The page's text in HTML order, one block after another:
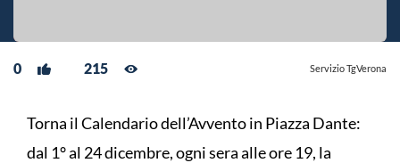
0 215 Servizio TgVerona
Torna il Calendario dell’Avvento in Piazza Dante:
dal 1° al 24 dicembre, ogni sera alle ore 19, la